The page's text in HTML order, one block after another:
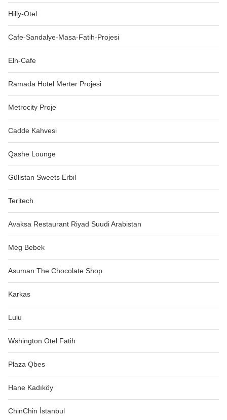
Hilly-Otel
Cafe-Sandalye-Masa-Fatih-Projesi
Eln-Cafe
Ramada Hotel Merter Projesi
Metrocity Proje
Cadde Kahvesi
Qashe Lounge
Gülistan Sweets Erbil
Teritech
Avaksa Restaurant Riyad Suudi Arabistan
Meg Bebek
Asuman The Chocolate Shop
Karkas
Lulu
Wshington Otel Fatih
Plaza Qbes
Hane Kadıköy
ChinChin İstanbul